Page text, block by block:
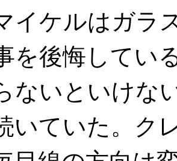
イケルはガラ
を後悔してい
ないといけな
いていた。ク